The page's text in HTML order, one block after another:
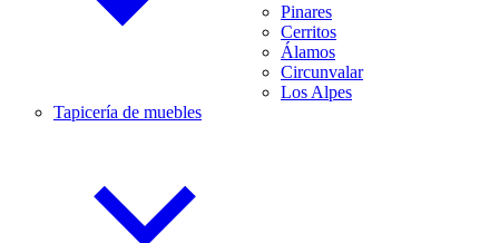
Tapicería de muebles
Pinares
Cerritos
Álamos
Circunvalar
Los Alpes